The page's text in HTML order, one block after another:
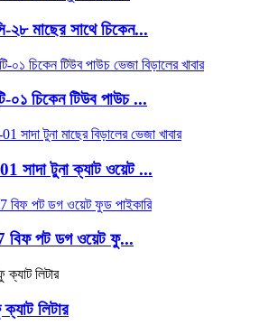
২৮ মাছের সাথে চিকেন...
০১ চিকেন টিউব পাউচ ...
সাদা টুনা ক্যাট ওয়েট ...
পট ডগ ওয়েট ফু...
লিটার